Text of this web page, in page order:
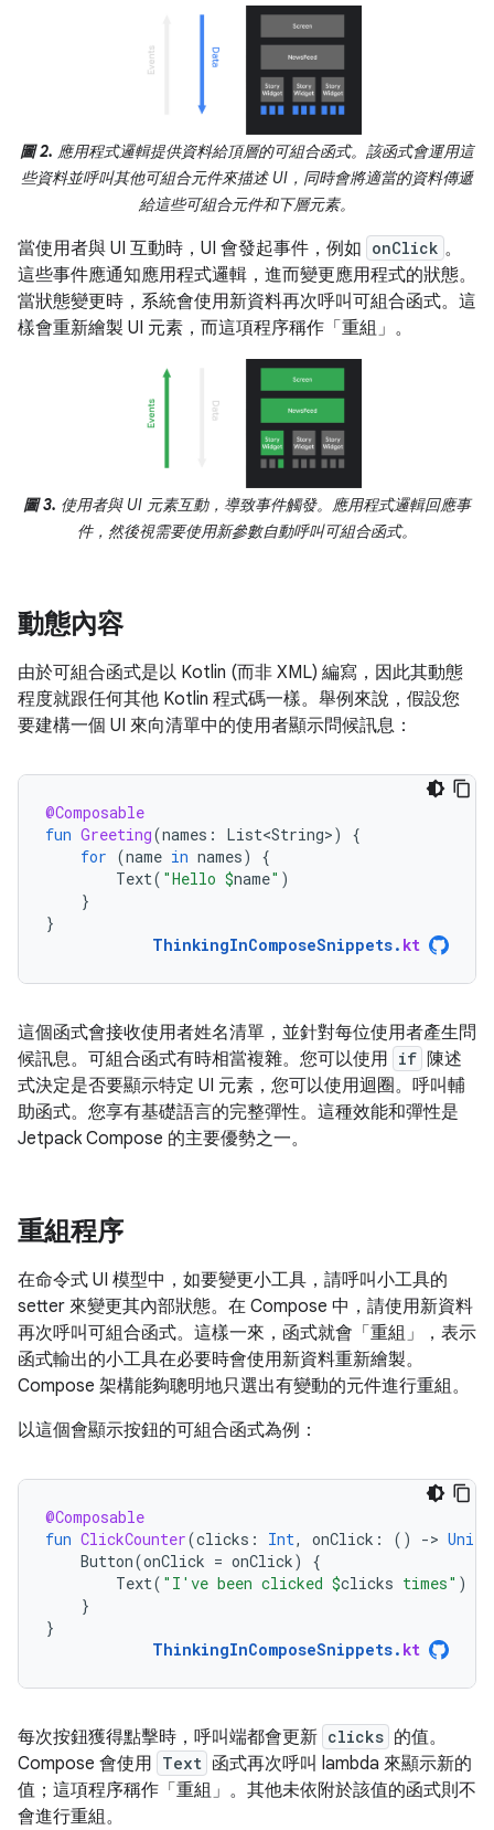
圖 2. 應用程式邏輯提供資料給頂層的可組合函式。該函式會運用這
些資料並呼叫其他可組合元件來描述 UI，同時會將適當的資料傳遞
給這些可組合元件和下層元素。
當使用者與 UI 互動時，UI 會發起事件，例如 onClick 。
這些事件應通知應用程式邏輯，進而變更應用程式的狀態。
當狀態變更時，系統會使用新資料再次呼叫可組合函式。這
樣會重新繪製 UI 元素，而這項程序稱作「重組」 。
圖 3. 使用者與 UI 元素互動，導致事件觸發。應用程式邏輯回應事
件，然後視需要使用新參數自動呼叫可組合函式。
動態內容
由於可組合函式是以 Kotlin (而非 XML) 編寫，因此其動態
程度就跟任何其他 Kotlin 程式碼一樣。舉例來說，假設您
要建構一個 UI 來向清單中的使用者顯示問候訊息：
@Composable
fun Greeting(names : List<String>)
{
for (name in names)
{
Text( "Hello $name" )
}
}
ThinkingInComposeSnippets. kt
這個函式會接收使用者姓名清單，並針對每位使用者產生問
候訊息。可組合函式有時相當複雜。您可以使用 if 陳述
式決定是否要顯示特定 UI 元素，您可以使用迴圈。呼叫輔
助函式。您享有基礎語言的完整彈性。這種效能和彈性是
Jetpack Compose 的主要優勢之一。
重組程序
在命令式 UI 模型中，如要變更小工具，請呼叫小工具的
setter 來變更其內部狀態。在 Compose 中，請使用新資料
再次呼叫可組合函式。這樣一來，函式就會「重組」
，表示
函式輸出的小工具在必要時會使用新資料重新繪製。
Compose 架構能夠聰明地只選出有變動的元件進行重組。
以這個會顯示按鈕的可組合函式為例：
@Composable
fun ClickCounter(clicks : Int, onClick : () -> Unit
Button(onClick = onClick)
{
Text( "I've been clicked $clicks times" )
}
}
ThinkingInComposeSnippets. kt
每次按鈕獲得點擊時，呼叫端都會更新 clicks 的值。
Compose 會使用 Text 函式再次呼叫 lambda 來顯示新的
值；這項程序稱作「重組」 。其他未依附於該值的函式則不
會進行重組。